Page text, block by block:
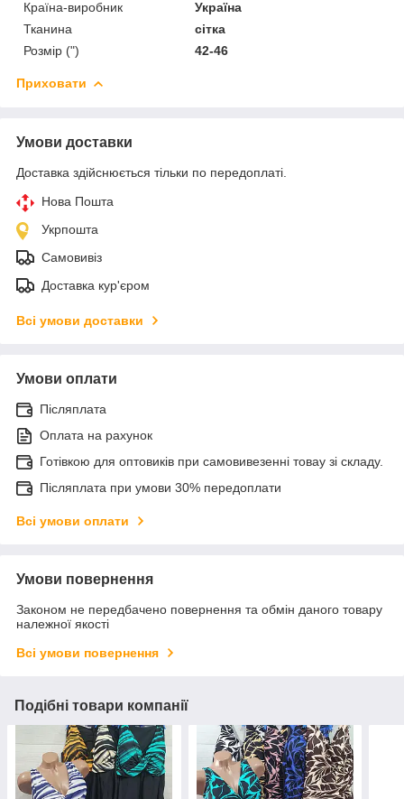
Країна-виробник
Україна
Тканина
сітка
Розмір (")
42-46
Приховати
Умови доставки
Доставка здійснюється тільки по передоплаті.
Нова Пошта
Укрпошта
Самовивіз
Доставка кур'єром
Всі умови доставки
Умови оплати
Післяплата
Оплата на рахунок
Готівкою для оптовиків при самовивезенні товау зі складу.
Післяплата при умови 30% передоплати
Всі умови оплати
Умови повернення
Законом не передбачено повернення та обмін даного товару
належної якості
Всі умови повернення
Подібні товари компанії